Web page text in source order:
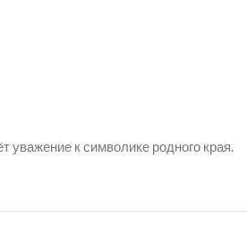
уважение к символике родного края.